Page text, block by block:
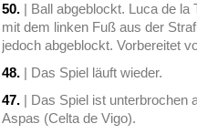
50. | Ball abgeblockt. Luca de la
mit dem linken Fuß aus der
jedoch abgeblockt. Vorbereitet
48. | Das Spiel läuft wieder.
47. | Das Spiel ist unterbrochen
Aspas (Celta de Vigo).